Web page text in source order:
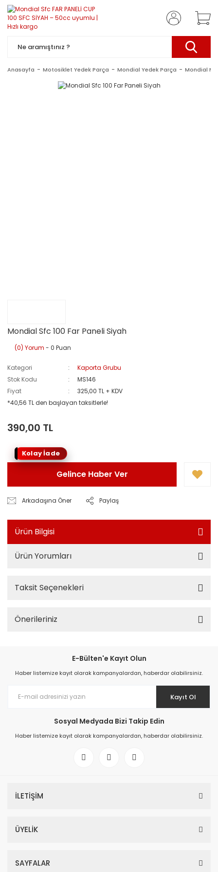
Anasayfa Motosiklet Yedek Parça Mondial Yedek Parça Mondial
Mondial Sfc 100 Far Paneli Siyah
(0) Yorum - 0 Puan
Kategori
Kaporta Grubu
Stok Kodu
MS146
Fiyat
325,00 TL + KDV
*40,56 TL den başlayan taksitlerle!
390,00 TL
Kolay İade
Gelince Haber Ver
Arkadaşına Öner Paylaş
Ürün Bilgisi
Ürün Yorumları
Taksit Seçenekleri
Önerileriniz
E-Bülten'e Kayıt Olun
Haber listemize kayıt olarak kampanyalardan, haberdar olabilirsiniz.
Kayıt Ol
Sosyal Medyada Bizi Takip Edin
Haber listemize kayıt olarak kampanyalardan, haberdar olabilirsiniz.
İLETİŞİM
ÜYELİK
SAYFALAR